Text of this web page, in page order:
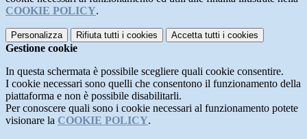
COOKIE POLICY.
Personalizza Rifiuta tutti i cookies Accetta tutti i cookies
Gestione cookie
In questa schermata è possibile scegliere quali cookie consentire.
I cookie necessari sono quelli che consentono il funzionamento della
piattaforma e non è possibile disabilitarli.
Per conoscere quali sono i cookie necessari al funzionamento potete
visionare la COOKIE POLICY.